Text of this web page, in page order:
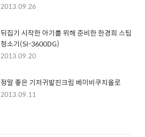
2013.09.26
뒤집기 시작한 아기를 위해 준비한 한경희 스팀
청소기(SI-3600DG)
2013.09.20
정말 좋은 기저귀발진크림 베이비쿠치올로
2013.09.11